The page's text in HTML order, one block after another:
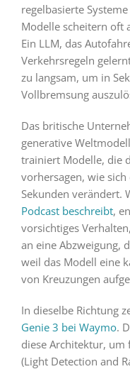
regelbasierte
Modelle scheitern oft
Ein LLM, das
Verkehrsregeln
zu langsam, um in
Vollbremsung
Das britische
generative
trainiert Modelle, die
vorhersagen, wie
Sekunden verändert.
Podcast beschreibt,
vorsichtiges
an eine Abzweigung,
weil das Modell eine
von Kreuzungen
In dieselbe Richtung
Genie 3 bei Waymo.
diese Architektur, um
(Light Detection and